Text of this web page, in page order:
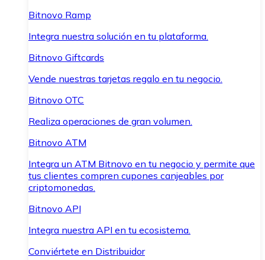
Bitnovo Ramp
Integra nuestra solución en tu plataforma.
Bitnovo Giftcards
Vende nuestras tarjetas regalo en tu negocio.
Bitnovo OTC
Realiza operaciones de gran volumen.
Bitnovo ATM
Integra un ATM Bitnovo en tu negocio y permite que
tus clientes compren cupones canjeables por
criptomonedas.
Bitnovo API
Integra nuestra API en tu ecosistema.
Conviértete en Distribuidor